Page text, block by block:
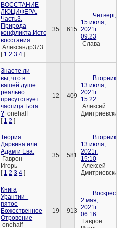
ВОССТАНИЕ
ЛЮЦИФЕРА.
Часть3.
Природа
конфликта.История
восстания.
Александр373
[ 1 2 3 4 ]
35 615
Четверг,
15 июля,
2021г.
09:23
Слава
Знаете ли
вы, что в
вашей душе
реально
присутствует
частица Бога
? onehalf
[ 1 2 ]
12 409
13 июля,
2021г.
15:22
Алексей
Теория
Дарвина или
Адам и Ева.
Гаврон
Игорь
[ 1 2 3 4 ]
35 581
13 июля,
2021г.
15:10
Алексей
Книга
Урантии -
пятое
Божественное
Отровение
onehalf
19 913
2 мая,
2021г.
06:16
Гаврон